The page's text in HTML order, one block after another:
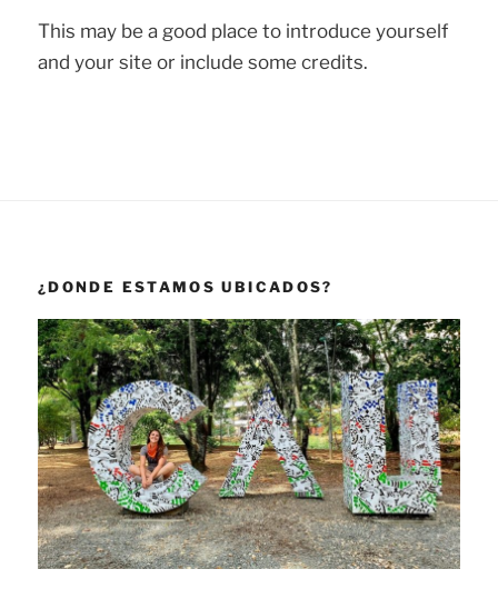
This may be a good place to introduce yourself
and your site or include some credits.
¿DONDE ESTAMOS UBICADOS?